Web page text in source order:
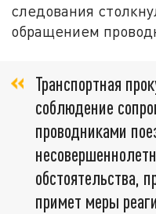
следования
обращением
Транспортная
соблюдение
проводниками
обстоятельства,
примет меры